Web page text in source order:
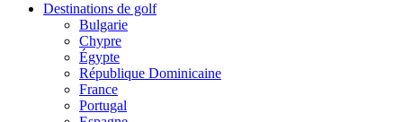
Destinations de golf
Bulgarie
Chypre
Égypte
République Dominicaine
France
Portugal